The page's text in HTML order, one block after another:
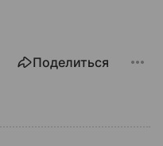
Поделиться